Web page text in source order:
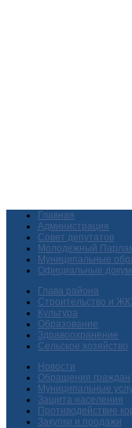
Главная
Администрация
Совет депутатов
Молодежный
Муниципальные
Официальные
Глава района
Строительство и
Культура
Образование
Здравоохранение
Сельское хозяйство
Новости
Обращения граждан
Муниципальные
Защита населения
Противодействие
Закупки и продажи